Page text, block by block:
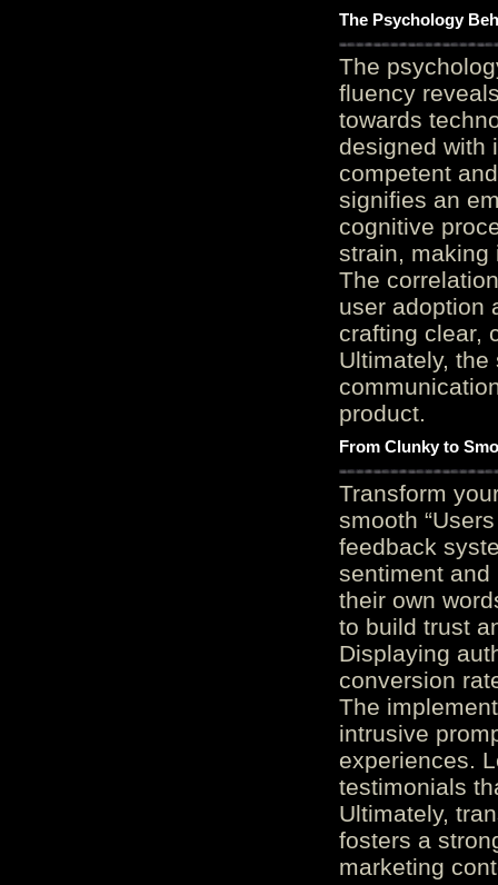
The Psychology
The
fluency
towards
designed with
competent
signifies an
cognitive
strain, making
The
user adoption
crafting clear,
Ultimately,
product.
From Clunky to
Transform
smooth
feedback
sentiment and
their own
to build trust
Displaying
conversion
The
intrusive
experiences.
testimonials
Ultimately,
fosters a
marketing